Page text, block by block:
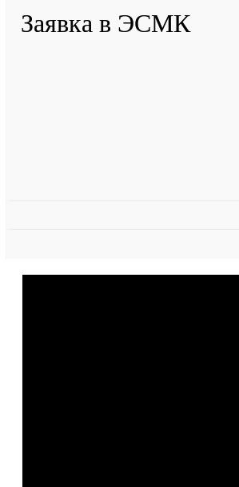
Заявка в ЭСМК